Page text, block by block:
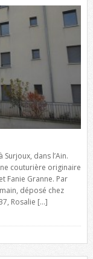
dans l’Ain.
couturière originaire
Fanie Granne. Par
déposé chez
Rosalie […]